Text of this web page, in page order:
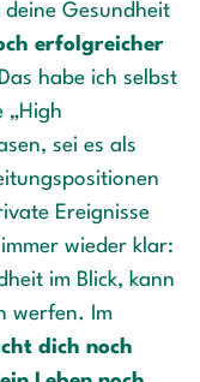
deine Gesundheit
erfolgreicher
habe ich selbst
„High
sei es als
Ereignisse
wieder klar:
im Blick, kann
werfen. Im
dich noch